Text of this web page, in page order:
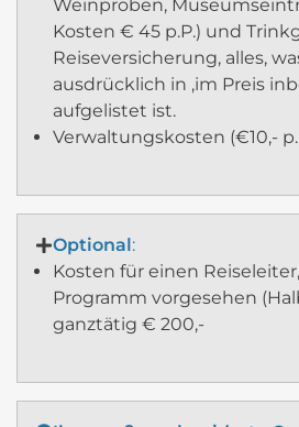
Weinproben,
Kosten € 45 p.P.) und
Reiseversicherung, alles,
ausdrücklich in ‚im Preis
aufgelistet ist.
Verwaltungskosten (€10,-
Optional:
Kosten für einen
Programm vorgesehen
ganztätig € 200,-